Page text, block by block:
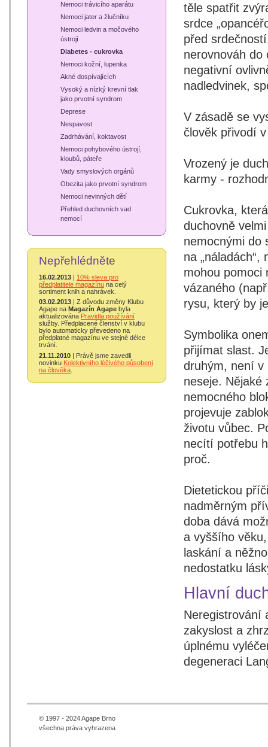
Nemoci trávicího aparátu
Nemoci jater a žlučníku
Nemoci ledvin a močového
ústrojí
Diabetes - cukrovka
Nemoci kožní, lupenka
Akné dospívajících
Vysoký a nízký krevní tlak
jako prvotní syndrom
Deprese
Nespavost
Zadrhávání, koktavost
Nemoci pohybového ústrojí,
kloubů, páteře
Vady smyslových orgánů
Obezita jako prvotní syndrom
Nemoci nevinných dětí
Přehled duchovních vad
nemocí
Nepřehlédněte
16.02.2013 | 10% sleva pro
předplatitele magazínu na celý
sortiment knih a nahrávek.
03.02.2013 | Z důvodu změny Klubu
Agape na Magazín Agape byla
aktualizována Pravidla používání
služby. Předplacené členství v klubu
bylo automaticky převedeno na
předplatné magazínu ve stejné délce
trvání.
21.11.2010 | Právě jsme zavedli
novinku Kolektivního léčivého působení
na člověka
těle spatřit
srdce
před
nerovnováh do
negativní
nadledvinek,
V zásadě se
člověk přivodí
Vrozený je
karmy -
Cukrovka,
duchovně
nemocnými do
na
mohou pomoci
vázaného
rysu, který by
Symbolika
přijímat slast.
druhým, není v
neseje. Nějaké
nemocného
projevuje
životu vůbec.
necítí potřebu
proč.
Dietetickou
nadměrným
doba dává
a vyššího
laskání a
nedostatku
Hlavní
Neregistrování
zakyslost a
úplnému
degeneraci
© 1997 - 2024 Agape Brno
všechna práva vyhrazena